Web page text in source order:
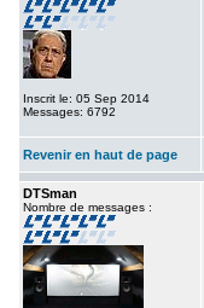
Inscrit le: 05 Sep 2014
Messages: 6792
Revenir en haut de page
DTSman
Nombre de messages :